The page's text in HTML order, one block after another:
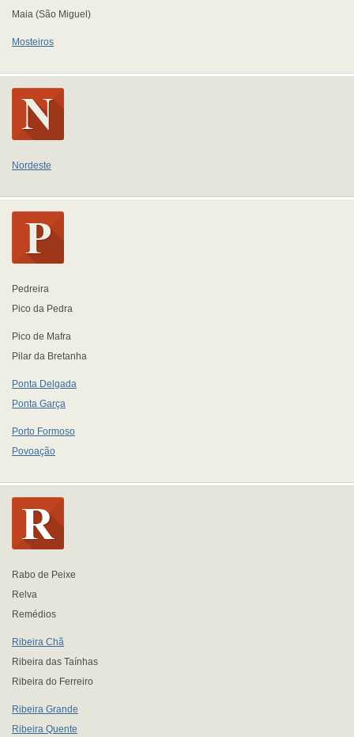
Maia (São Miguel)
Mosteiros
Nordeste
Pedreira
Pico da Pedra
Pico de Mafra
Pilar da Bretanha
Ponta Delgada
Ponta Garça
Porto Formoso
Povoação
Rabo de Peixe
Relva
Remédios
Ribeira Chã
Ribeira das Taínhas
Ribeira do Ferreiro
Ribeira Grande
Ribeira Quente